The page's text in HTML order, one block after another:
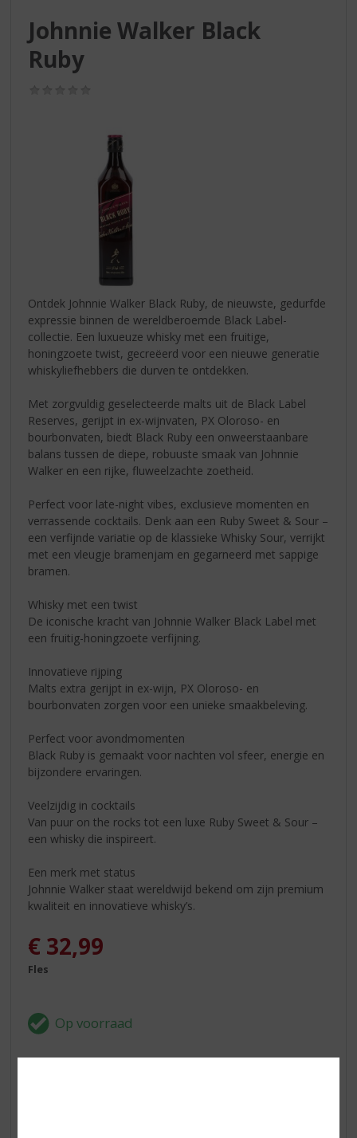
Johnnie Walker Black
Ruby
Ontdek Johnnie Walker Black Ruby, de nieuwste, gedurfde
expressie binnen de wereldberoemde Black Label-
collectie. Een luxueuze whisky met een fruitige,
honingzoete twist, gecreëerd voor een nieuwe generatie
whiskyliefhebbers die durven te ontdekken.
Met zorgvuldig geselecteerde malts uit de Black Label
Reserves, gerijpt in ex-wijnvaten, PX Oloroso- en
bourbonvaten, biedt Black Ruby een onweerstaanbare
balans tussen de diepe, robuuste smaak van Johnnie
Walker en een rijke, fluweelzachte zoetheid.
Perfect voor late-night vibes, exclusieve momenten en
verrassende cocktails. Denk aan een Ruby Sweet & Sour –
een verfijnde variatie op de klassieke Whisky Sour, verrijkt
met een vleugje bramenjam en gegarneerd met sappige
bramen.
Whisky met een twist
De iconische kracht van Johnnie Walker Black Label met
een fruitig-honingzoete verfijning.
Innovatieve rijping
Malts extra gerijpt in ex-wijn, PX Oloroso- en
bourbonvaten zorgen voor een unieke smaakbeleving.
Perfect voor avondmomenten
Black Ruby is gemaakt voor nachten vol sfeer, energie en
bijzondere ervaringen.
Veelzijdig in cocktails
Van puur on the rocks tot een luxe Ruby Sweet & Sour –
een whisky die inspireert.
Een merk met status
Johnnie Walker staat wereldwijd bekend om zijn premium
kwaliteit en innovatieve whisky’s.
€ 32,99
Fles